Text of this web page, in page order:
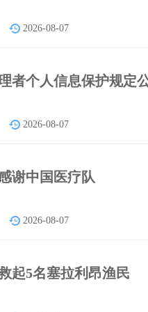
2026-08-07
者个人信息保护规定
2026-08-07
谢中国医疗队
2026-08-07
起5名塞拉利昂渔民